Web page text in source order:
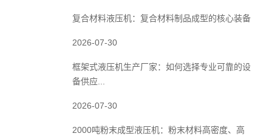
复合材料液压机：复合材料制品成型的核心装备
2026-07-30
框架式液压机生产厂家：如何选择专业可靠的设
备供应...
2026-07-30
2000吨粉末成型液压机：粉末材料高密度、高